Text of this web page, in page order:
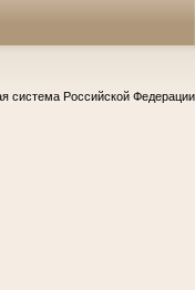
система Российской